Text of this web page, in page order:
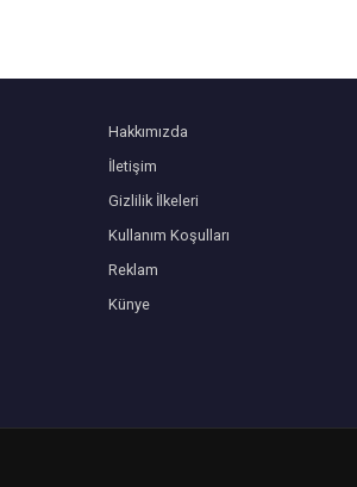
Hakkımızda
İletişim
Gizlilik İlkeleri
Kullanım Koşulları
Reklam
Künye